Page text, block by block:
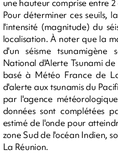
une hauteur comprise entre 2
Pour déterminer ces seuils,
l'intensité (magnitude) du
localisation. À noter que la
d'un séisme tsunamigène
National d'Alerte Tsunami
basé à Météo France de
d'alerte aux tsunamis du
par l'agence
données sont complétées
estimé de l'onde pour
zone Sud de l'océan Indien,
La Réunion.